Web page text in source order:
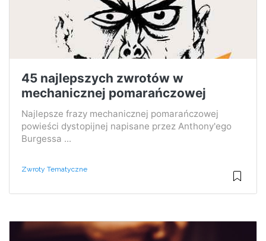
45 najlepszych zwrotów w
mechanicznej pomarańczowej
Najlepsze frazy mechanicznej pomarańczowej
powieści dystopijnej napisane przez Anthony'ego
Burgessa ...
Zwroty Tematyczne